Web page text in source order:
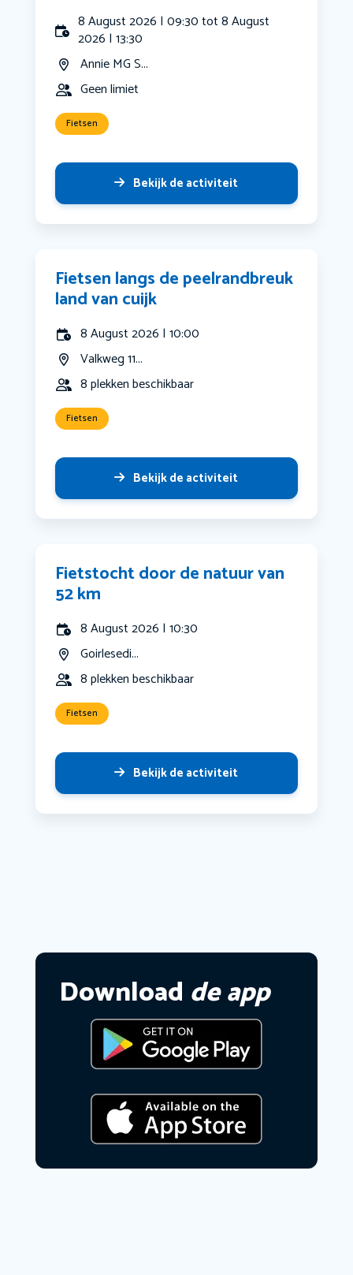
8 August 2026 | 09:30 tot 8 August
2026 | 13:30
Annie MG S...
Geen limiet
Fietsen
Bekijk de activiteit
Fietsen langs de peelrandbreuk
land van cuijk
8 August 2026 | 10:00
Valkweg 11...
8 plekken beschikbaar
Fietsen
Bekijk de activiteit
Fietstocht door de natuur van
52 km
8 August 2026 | 10:30
Goirlesedi...
8 plekken beschikbaar
Fietsen
Bekijk de activiteit
Download de app